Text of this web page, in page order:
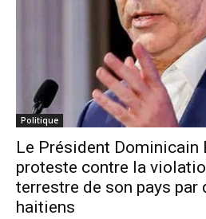
Politique
Le Président Dominicain
proteste contre la
terrestre de son pays par
haitiens